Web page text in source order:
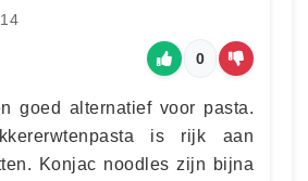
0
goed alternatief voor pasta.
is rijk aan
Konjac noodles zijn bijna